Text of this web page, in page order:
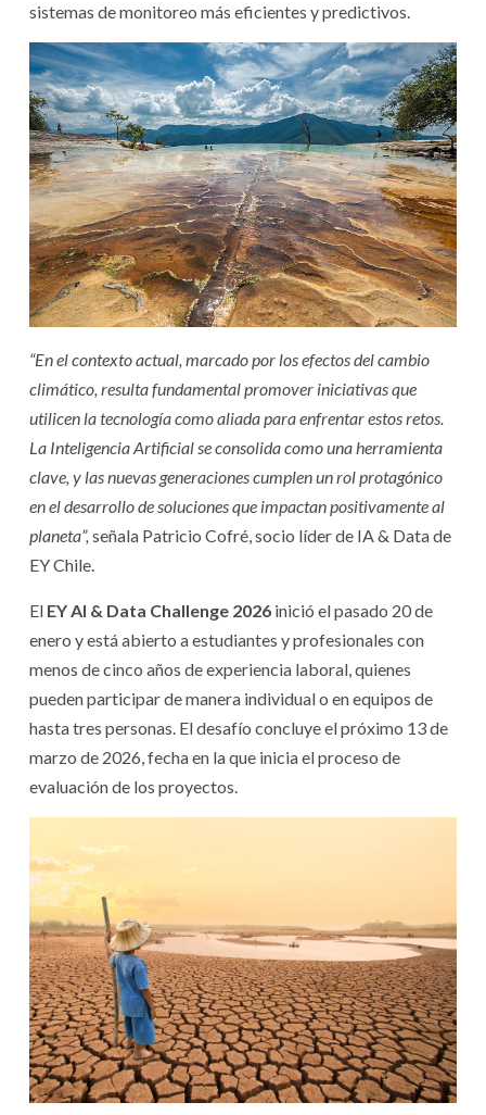
sistemas de monitoreo más eficientes y predictivos.
“En el contexto actual, marcado por los efectos del cambio
climático, resulta fundamental promover iniciativas que
utilicen la tecnología como aliada para enfrentar estos retos.
La Inteligencia Artificial se consolida como una herramienta
clave, y las nuevas generaciones cumplen un rol protagónico
en el desarrollo de soluciones que impactan positivamente al
planeta”, señala Patricio Cofré, socio líder de IA & Data de
EY Chile.
El EY AI & Data Challenge 2026 inició el pasado 20 de
enero y está abierto a estudiantes y profesionales con
menos de cinco años de experiencia laboral, quienes
pueden participar de manera individual o en equipos de
hasta tres personas. El desafío concluye el próximo 13 de
marzo de 2026, fecha en la que inicia el proceso de
evaluación de los proyectos.